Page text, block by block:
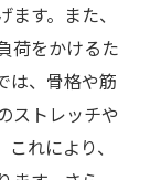
す。また、
荷をかけるた
は、骨格や筋
ストレッチや
れにより、